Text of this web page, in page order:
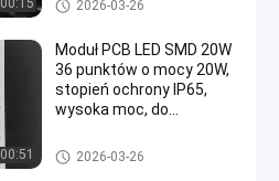
00:15
nego LED
2026-03-26
00:51
Moduł PCB LED SMD 20W
36 punktów o mocy 20W,
stopień ochrony IP65,
wysoka moc, do
zewnętrznego
Komponenty oświetlenia ulicz
nego LED
2026-03-26